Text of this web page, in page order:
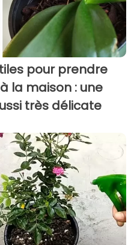
pour prendre
la maison : une
très délicate